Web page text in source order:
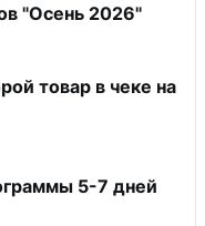
"Осень 2026"
товар в чеке на
5-7 дней